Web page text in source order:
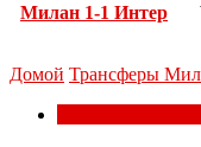
Милан 1-1 Интер
Домой Трансферы